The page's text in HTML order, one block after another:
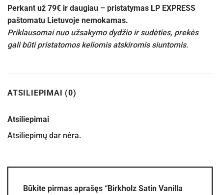
Perkant už 79€ ir daugiau – pristatymas LP EXPRESS
paštomatu Lietuvoje nemokamas.
Priklausomai nuo užsakymo dydžio ir sudėties, prekės
gali būti pristatomos keliomis atskiromis siuntomis.
ATSILIEPIMAI (0)
Atsiliepimai
Atsiliepimų dar nėra.
Būkite pirmas aprašęs “Birkholz Satin Vanilla